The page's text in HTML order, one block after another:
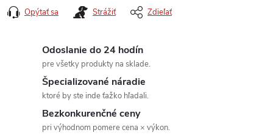
Opýtať sa Strážiť Zdieľať
Odoslanie do 24 hodín
pre všetky produkty na sklade.
Špecializované náradie
ktoré by ste inde ťažko hľadali.
Bezkonkurenčné ceny
pri výhodnom pomere cena × výkon.